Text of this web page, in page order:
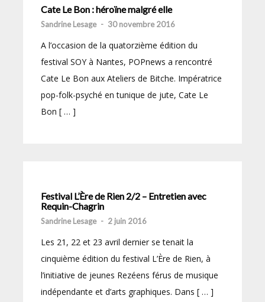
Cate Le Bon : héroïne malgré elle
Sandrine Lesage - 30 novembre 2016
A l’occasion de la quatorzième édition du
festival SOY à Nantes, POPnews a rencontré
Cate Le Bon aux Ateliers de Bitche. Impératrice
pop-folk-psyché en tunique de jute, Cate Le
Bon [ … ]
Festival L’Ère de Rien 2/2 – Entretien avec
Requin-Chagrin
Sandrine Lesage - 2 juin 2016
Les 21, 22 et 23 avril dernier se tenait la
cinquième édition du festival L’Ère de Rien, à
l’initiative de jeunes Rezéens férus de musique
indépendante et d’arts graphiques. Dans [ … ]